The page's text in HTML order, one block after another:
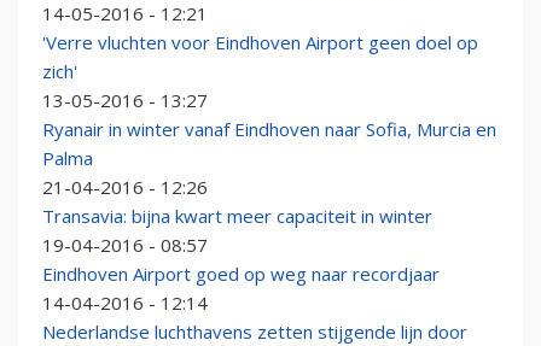
14-05-2016 - 12:21
'Verre vluchten voor Eindhoven Airport geen doel op
zich'
13-05-2016 - 13:27
Ryanair in winter vanaf Eindhoven naar Sofia, Murcia en
Palma
21-04-2016 - 12:26
Transavia: bijna kwart meer capaciteit in winter
19-04-2016 - 08:57
Eindhoven Airport goed op weg naar recordjaar
14-04-2016 - 12:14
Nederlandse luchthavens zetten stijgende lijn door